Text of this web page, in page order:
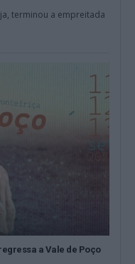
terminou a empreitada
a Vale de Poço